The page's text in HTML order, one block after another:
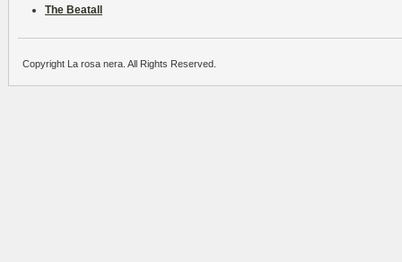
The Beatall
Copyright La rosa nera. All Rights Reserved.